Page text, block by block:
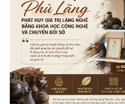
các đơn vị thuộc Bộ Nông
chuyên gia, nhà khoa học, Sở
trường tỉnh Lai Châu và đại
doanh nghiệp ở các tỉnh